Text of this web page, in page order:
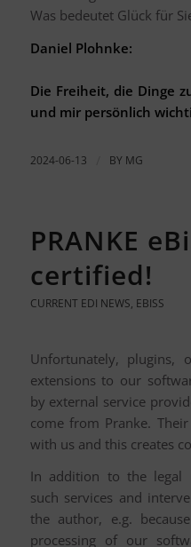
Was bedeutet Glück für
Daniel Plohnke:
Die Freiheit, die Dinge
und mir persönlich
2024-06-13 BY MG
PRANKE
certified!
CURRENT EDI NEWS, EBISS
Unfortunately, plugins,
extensions to our
by external service
come from Pranke.
with us and this creates
In addition to the legal
such services and
the author, e.g.
processing of our